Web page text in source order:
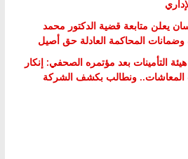
يعلن متابعة قضية الدكتور محمد
وضمانات المحاكمة العادلة حق أصيل
التأمينات بعد مؤتمره الصحفي: إنكار
المعاشات.. ونطالب بكشف الشركة